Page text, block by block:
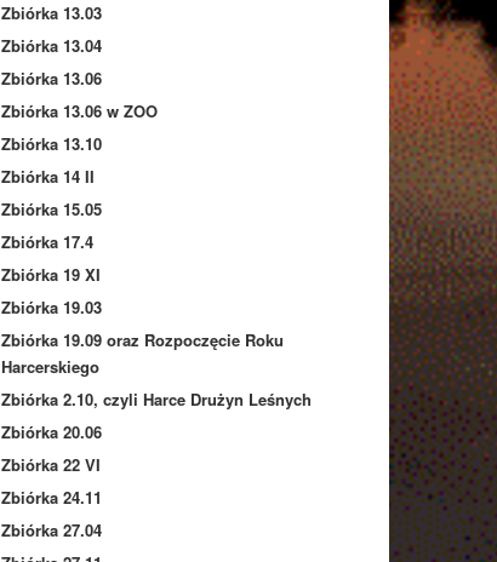
Zbiórka 13.03
Zbiórka 13.04
Zbiórka 13.06
Zbiórka 13.06 w ZOO
Zbiórka 13.10
Zbiórka 14 II
Zbiórka 15.05
Zbiórka 17.4
Zbiórka 19 XI
Zbiórka 19.03
Zbiórka 19.09 oraz Rozpoczęcie Roku
Harcerskiego
Zbiórka 2.10, czyli Harce Drużyn Leśnych
Zbiórka 20.06
Zbiórka 22 VI
Zbiórka 24.11
Zbiórka 27.04